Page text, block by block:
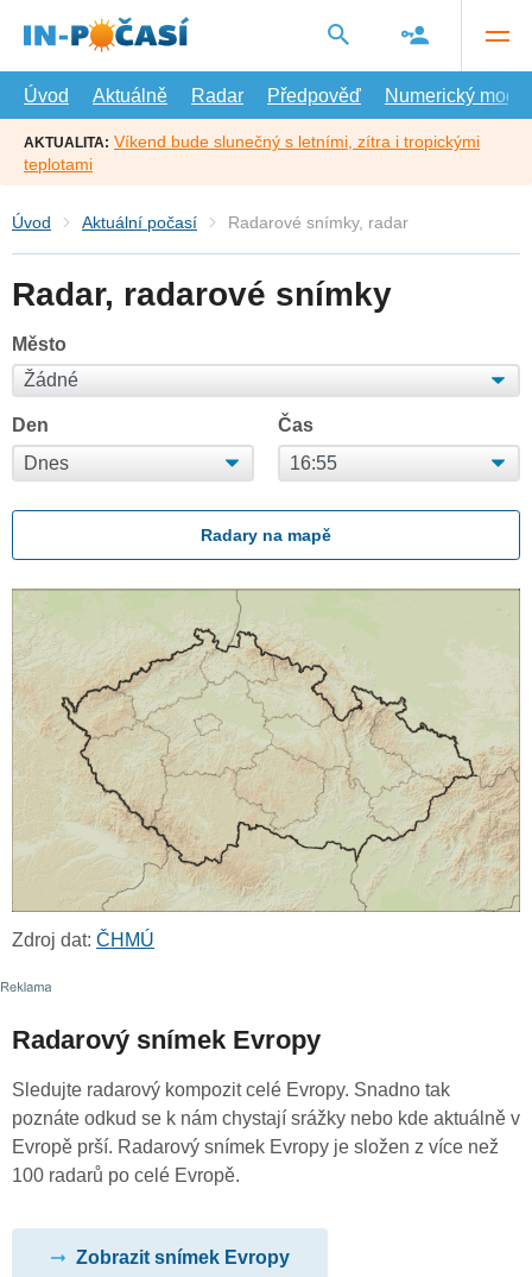
hlavní
Úvod
Aktuálně Radar Předpověď Numerický model
AKTUALITA: Víkend bude slunečný s letními, zítra i tropickými
teplotami
Úvod Aktuální počasí Radarové snímky, radar
Radar, radarové snímky
Město
Den Čas
Radary na mapě
Zdroj dat: ČHMÚ
Radarový snímek Evropy
Sledujte radarový kompozit celé Evropy. Snadno tak
poznáte odkud se k nám chystají srážky nebo kde aktuálně v
Evropě prší. Radarový snímek Evropy je složen z více než
100 radarů po celé Evropě.
Zobrazit snímek Evropy